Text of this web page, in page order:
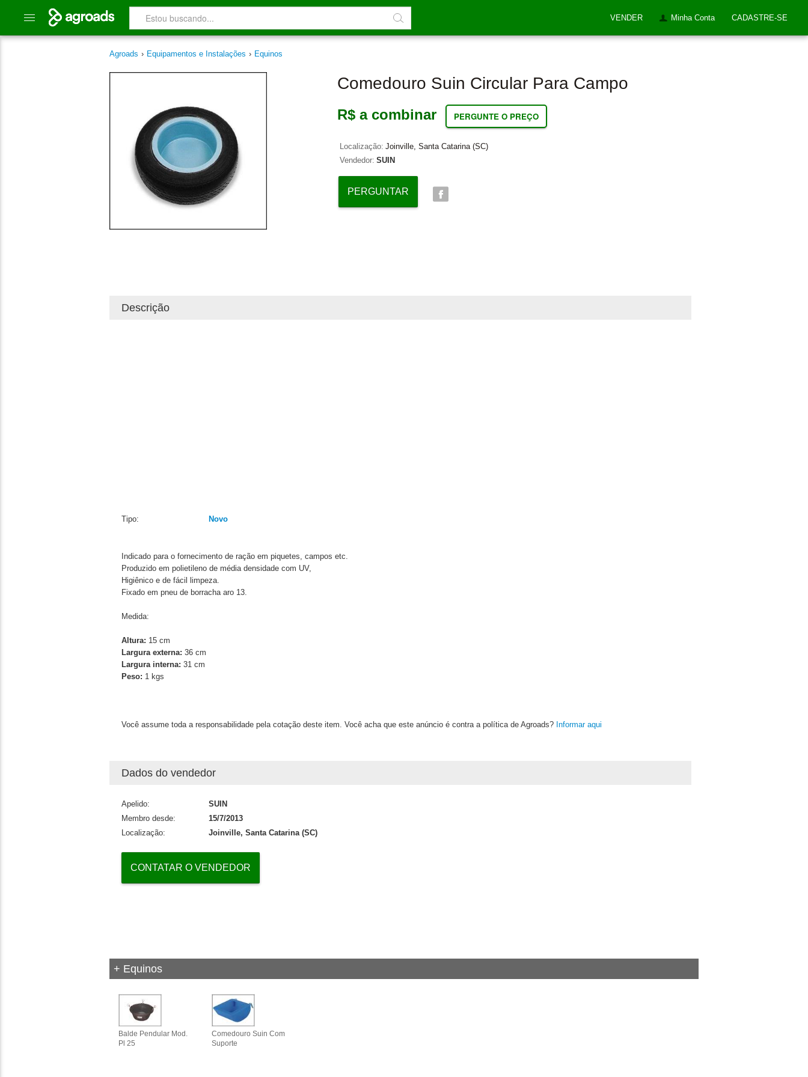
VENDER Minha Conta CADASTRE-SE
Agroads › Equipamentos e Instalações › Equinos
Comedouro Suin Circular Para Campo
R$ a combinar PERGUNTE O PREÇO
Localização: Joinville, Santa Catarina (SC)
Vendedor: SUIN
PERGUNTAR
Descrição
Tipo: Novo
Indicado para o fornecimento de ração em piquetes, campos etc.
Produzido em polietileno de média densidade com UV,
Higiênico e de fácil limpeza.
Fixado em pneu de borracha aro 13.
Medida:
Altura: 15 cm
Largura externa: 36 cm
Largura interna: 31 cm
Peso: 1 kgs
Você assume toda a responsabilidade pela cotação deste item. Você acha que este anúncio é contra a política de Agroads? Informar aqui
Dados do vendedor
Apelido:
SUIN
Membro desde:
15/7/2013
Localização:
Joinville, Santa Catarina (SC)
CONTATAR O VENDEDOR
+ Equinos
Balde Pendular Mod.
Pl 25
Comedouro Suin Com
Suporte